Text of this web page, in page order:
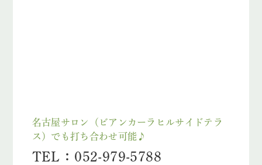
名古屋サロン（ビアンカーラヒルサイドテラ
ス）でも打ち合わせ可能♪
TEL：052-979-5788